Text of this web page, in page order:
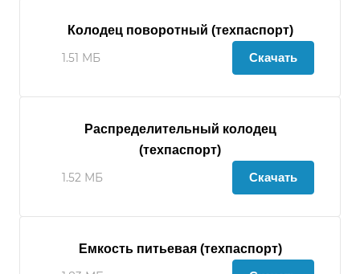
Колодец поворотный (техпаспорт)
1.51 МБ Скачать
Распределительный колодец
(техпаспорт)
1.52 МБ Скачать
Емкость питьевая (техпаспорт)